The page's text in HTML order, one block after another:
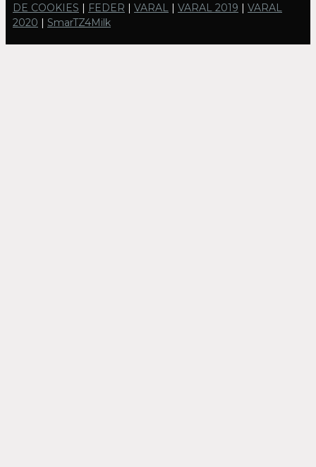
DE COOKIES | FEDER | VARAL | VARAL 2019 | VARAL
2020 | SmarTZ4Milk